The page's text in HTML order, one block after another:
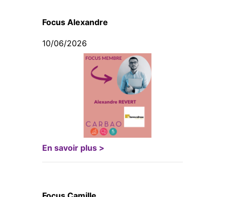
Focus Alexandre
10/06/2026
En savoir plus >